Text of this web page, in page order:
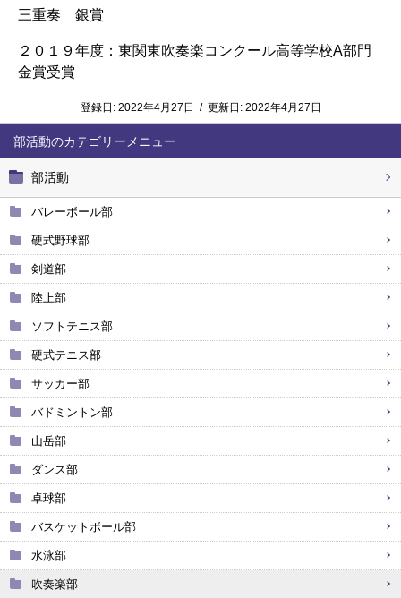
部活動
部活動
バレーボール部
硬式野球部
剣道部
陸上部
ソフトテニス部
硬式テニス部
サッカー部
バドミントン部
山岳部
ダンス部
卓球部
バスケットボール部
水泳部
吹奏楽部
三重奏 銀賞
２０１９年度：東関東吹奏楽コンクール高等学校A部門
金賞受賞
登録日: 2022年4月27日 / 更新日: 2022年4月27日